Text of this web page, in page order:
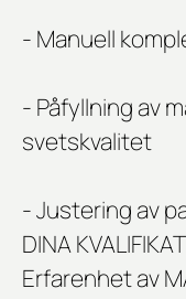
- Manuell
- Påfyllning av
svetskvalitet
- Justering av
DINA
Erfarenhet av